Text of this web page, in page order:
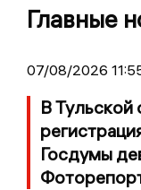
Главные
07/08/2026
В Тульской
Госдумы